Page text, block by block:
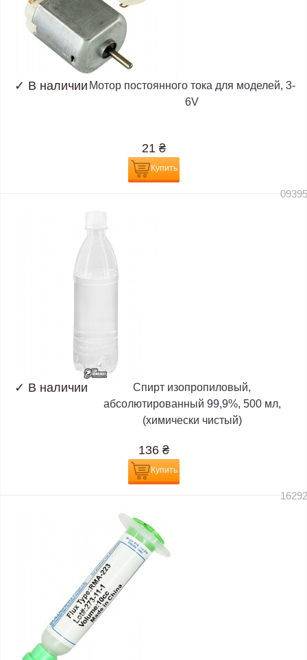
✓ В наличии Мотор постоянного тока для моделей, 3-
6V
21 ₴
Купить
✓ В наличии
Спирт изопропиловый,
абсолютированный 99,9%, 500 мл,
(химически чистый)
136 ₴
Купить